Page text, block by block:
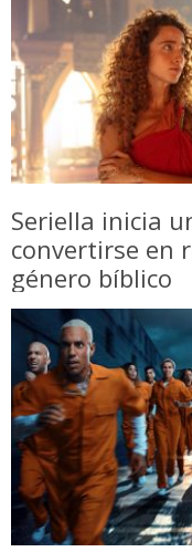
Seriella inicia
convertirse en
género bíblico